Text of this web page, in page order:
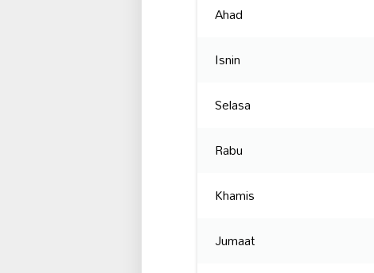
Ahad
Isnin
Selasa
Rabu
Khamis
Jumaat